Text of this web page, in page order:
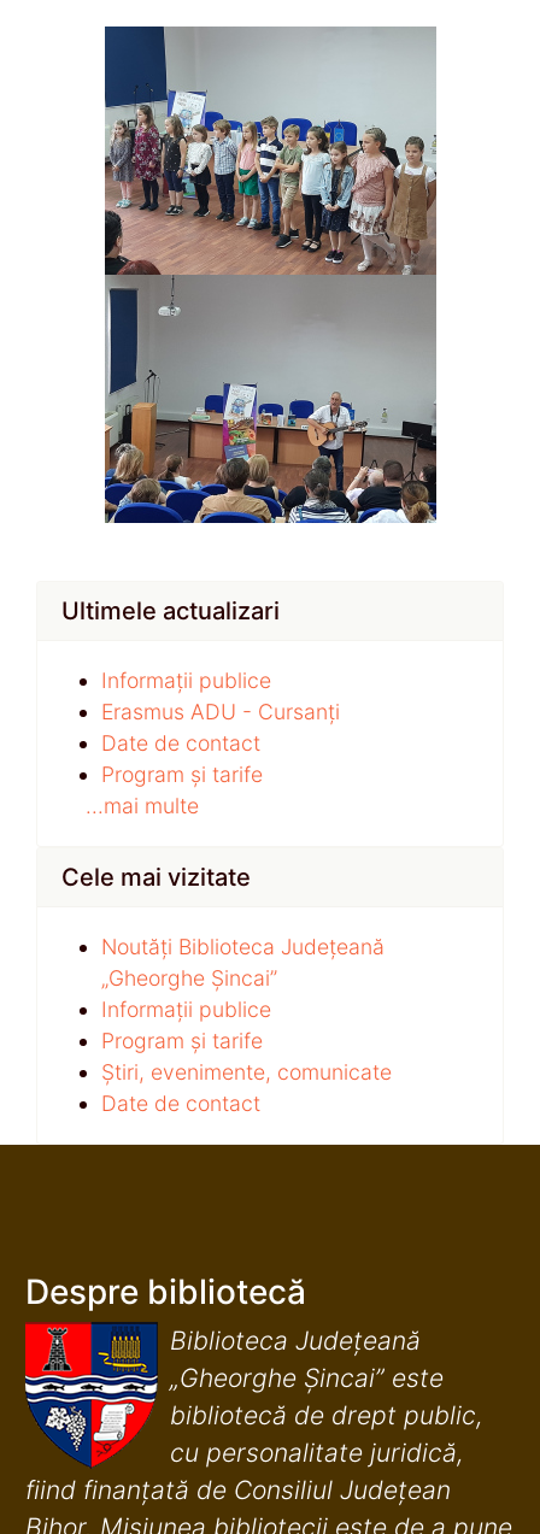
Ultimele actualizari
Informații publice
Erasmus ADU - Cursanți
Date de contact
Program și tarife
...mai multe
Cele mai vizitate
Noutăți Biblioteca Județeană
„Gheorghe Șincai”
Informații publice
Program și tarife
Știri, evenimente, comunicate
Date de contact
Despre bibliotecă
Biblioteca Județeană
„Gheorghe Șincai” este
bibliotecă de drept public,
cu personalitate juridică,
fiind finanţată de Consiliul Judeţean
Bihor. Misiunea bibliotecii este de a pune